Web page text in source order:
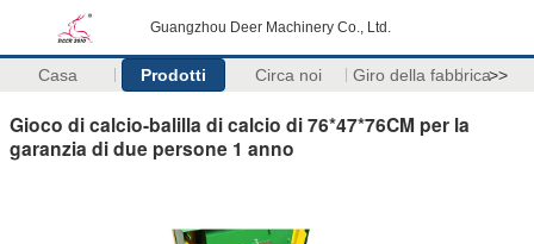
Guangzhou Deer Machinery Co., Ltd.
Casa Prodotti Circa noi Giro della fabbrica>>
Gioco di calcio-balilla di calcio di 76*47*76CM per la
garanzia di due persone 1 anno